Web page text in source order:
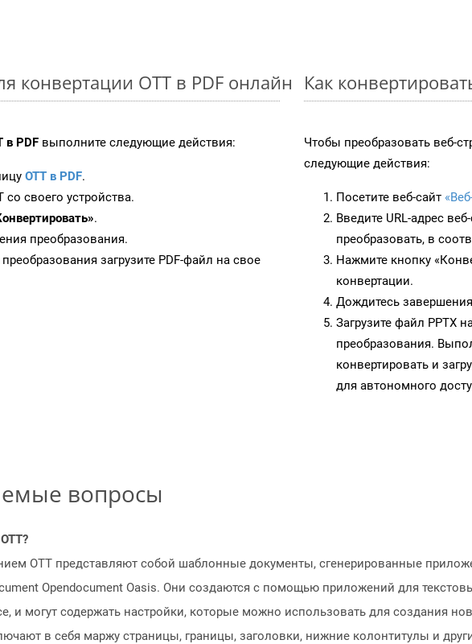
конвертации OTT в PDF онлайн
в PDF выполните следующие действия:
OTT в PDF.
со своего устройства.
.
преобразования.
загрузите PDF-файл на свое
Как
Чтобы преобразовать веб-
следующие действия:
Посетите веб-сайт
Введите URL-адрес
преобразовать, в
Нажмите кнопку
конвертации.
Дождитесь
Загрузите файл PPTX
преобразования.
конвертировать и
для автономного
вопросы
OTT представляют собой шаблонные документы, сгенерированные
Opendocument Oasis. Они создаются с помощью приложений для
и могут содержать настройки, которые можно использовать для создания
в себя маржу страницы, границы, заголовки, нижние колонтитулы и